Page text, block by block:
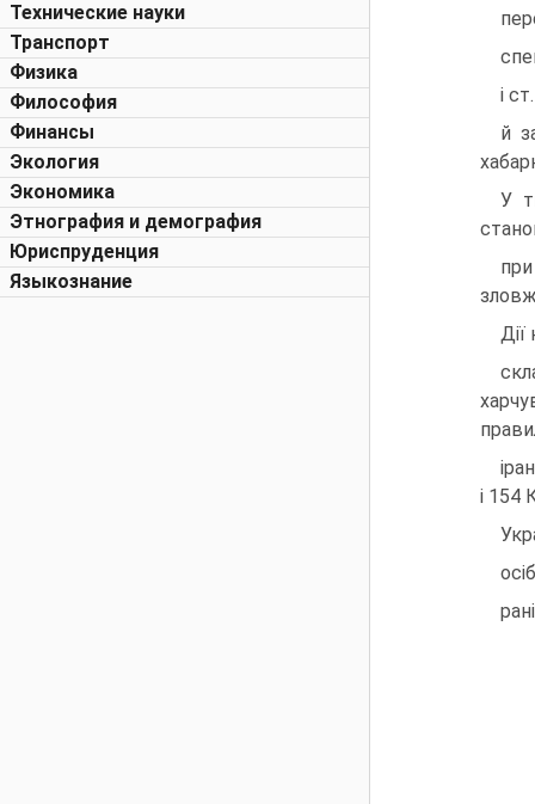
Технические науки
Транспорт
Физика
Философия
Финансы
Экология
Экономика
Этнография и демография
Юриспруденция
Языкознание
i
й
У
Дiї
i 154